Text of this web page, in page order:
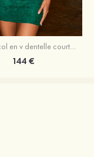
Fourreau col en v dentelle courte/mini robe de fête de la rentré avec perles
144 €